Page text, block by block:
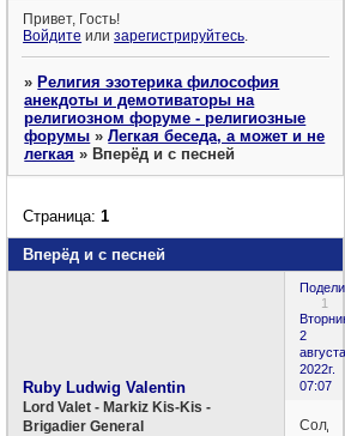
Привет, Гость!
Войдите илизарегистрируйтесь.
»Религия эзотерика философия
анекдоты и демотиваторы на
религиозном форуме - религиозные
форумы »Легкая беседа, а может и не
легкая »Вперёд и с песней
Вперёд и с песней
Страница:1
1
2
2022г.
07:07
Ruby Ludwig Valentin
Lord Valet - Markiz Kis-Kis -
Brigadier General